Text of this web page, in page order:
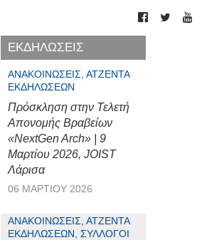
ΕΚΔΗΛΩΣΕΙΣ
ΑΝΑΚΟΙΝΏΣΕΙΣ, ΑΤΖΈΝΤΑ
ΕΚΔΗΛΏΣΕΩΝ
Πρόσκληση στην Τελετή
Απονομής Βραβείων
«NextGen Arch» | 9
Μαρτίου 2026, JOIST
Λάρισα
06 ΜΑΡΤΊΟΥ 2026
ΑΝΑΚΟΙΝΏΣΕΙΣ, ΑΤΖΈΝΤΑ
ΕΚΔΗΛΏΣΕΩΝ, ΣΎΛΛΟΓΟΙ